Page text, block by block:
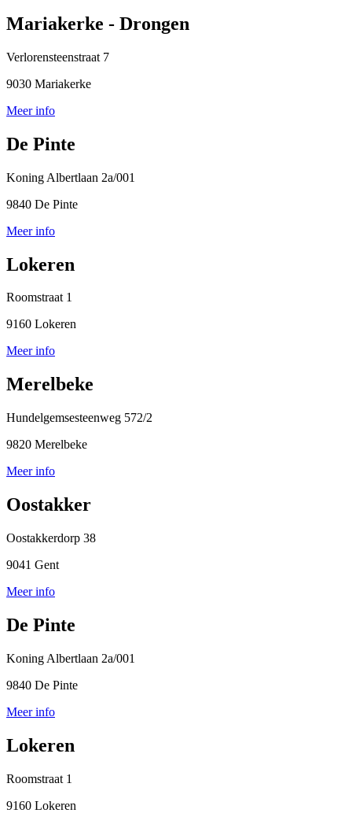
Mariakerke - Drongen
Verlorensteenstraat 7
9030 Mariakerke
Meer info
De Pinte
Koning Albertlaan 2a/001
9840 De Pinte
Meer info
Lokeren
Roomstraat 1
9160 Lokeren
Meer info
Merelbeke
Hundelgemsesteenweg 572/2
9820 Merelbeke
Meer info
Oostakker
Oostakkerdorp 38
9041 Gent
Meer info
De Pinte
Koning Albertlaan 2a/001
9840 De Pinte
Meer info
Lokeren
Roomstraat 1
9160 Lokeren